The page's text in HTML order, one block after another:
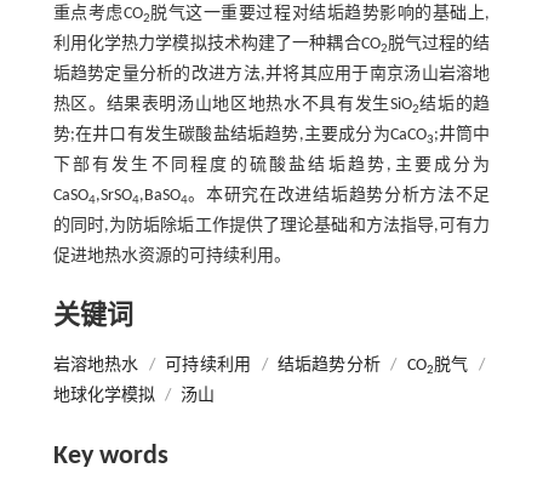
重点考虑CO2脱气这一重要过程对结垢趋势影响的基础上,
利用化学热力学模拟技术构建了一种耦合CO2脱气过程的结
垢趋势定量分析的改进方法,并将其应用于南京汤山岩溶地
热区。结果表明汤山地区地热水不具有发生SiO2结垢的趋
势;在井口有发生碳酸盐结垢趋势,主要成分为CaCO3;井筒中
下部有发生不同程度的硫酸盐结垢趋势,主要成分为
CaSO4,SrSO4,BaSO4。本研究在改进结垢趋势分析方法不足
的同时,为防垢除垢工作提供了理论基础和方法指导,可有力
促进地热水资源的可持续利用。
关键词
岩溶地热水 / 可持续利用 / 结垢趋势分析 / CO2脱气 /
地球化学模拟 / 汤山
Key words